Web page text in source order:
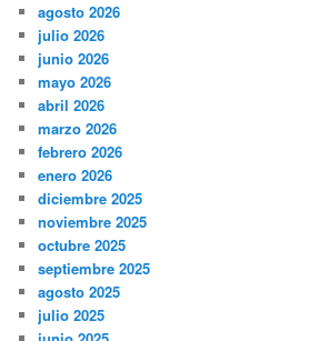
agosto 2026
julio 2026
junio 2026
mayo 2026
abril 2026
marzo 2026
febrero 2026
enero 2026
diciembre 2025
noviembre 2025
octubre 2025
septiembre 2025
agosto 2025
julio 2025